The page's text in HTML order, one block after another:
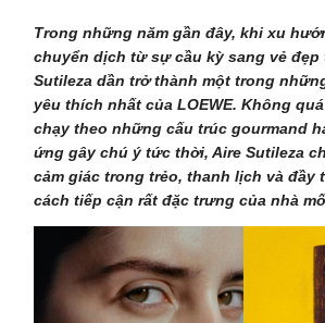
Trong những năm gần đây, khi xu
chuyển dịch từ sự cầu kỳ sang vẻ đẹp
Sutileza dần trở thành một trong
yêu thích nhất của LOEWE. Không
chạy theo những cấu trúc gourmand
ứng gây chú ý tức thời, Aire Sutileza
cảm giác trong trẻo, thanh lịch và đầy
cách tiếp cận rất đặc trưng của nhà